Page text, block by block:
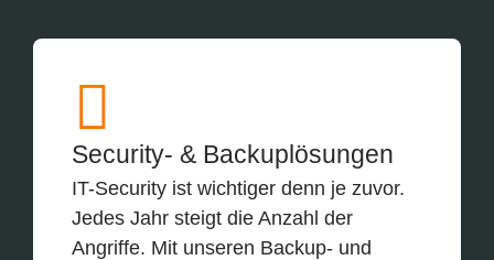
Security- & Backuplösungen
IT-Security ist wichtiger denn je zuvor.
Jedes Jahr steigt die Anzahl der
Angriffe. Mit unseren Backup- und